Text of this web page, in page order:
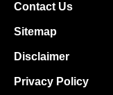
Contact Us
Sitemap
Disclaimer
Privacy Policy